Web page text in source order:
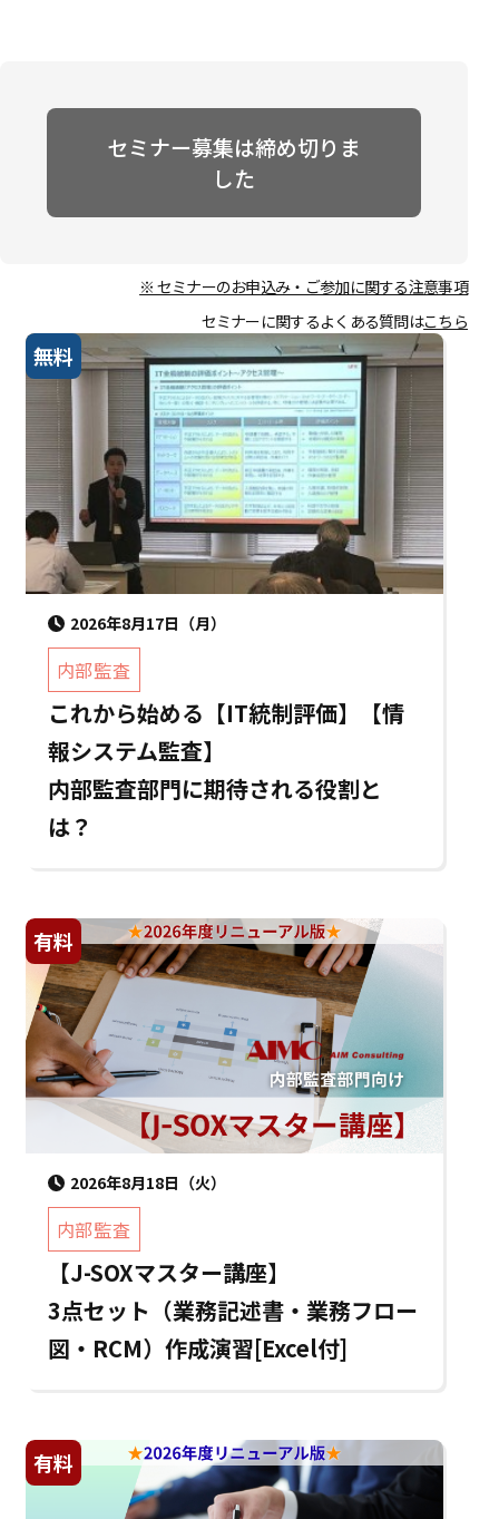
セミナー募集は締め切りま
した
※ セミナーのお申込み・ご参加に関する注意事項
セミナーに関するよくある質問はこちら
無料
2026年8月17日（月）
内部監査
これから始める【IT統制評価】【情
報システム監査】
内部監査部門に期待される役割と
は？
有料
2026年8月18日（火）
内部監査
【J-SOXマスター講座】
3点セット（業務記述書・業務フロー
図・RCM）作成演習[Excel付]
有料